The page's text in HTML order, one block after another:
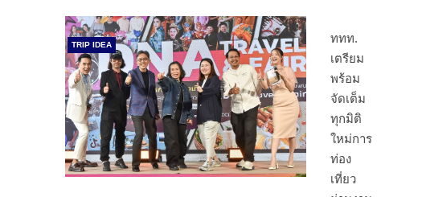
TRIP IDEA
ททท.
เตรียม
พร้อม
จัดเต็ม
ทุกมิติ
ใหม่การ
ท่อง
เที่ยว